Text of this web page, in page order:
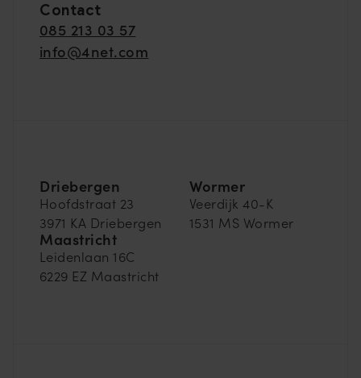
Contact
085 213 03 57
info@4net.com
Driebergen
Hoofdstraat 23
3971 KA Driebergen
Wormer
Veerdijk 40-K
1531 MS Wormer
Maastricht
Leidenlaan 16C
6229 EZ Maastricht